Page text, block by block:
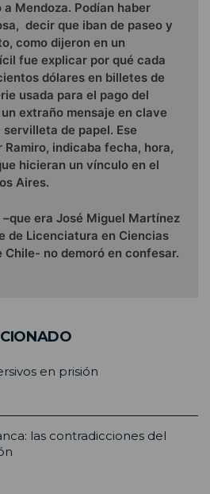
a Mendoza. Podían haber
decir que iban de paseo y
como dijeron en un
fue explicar por qué cada
dólares en billetes de
usada para el pago del
extraño mensaje en clave
de papel. Ese
indicaba fecha, hora,
hicieran un vínculo en el
Aires.
era José Miguel Martínez
de Licenciatura en Ciencias
Chile- no demoró en confesar.
en prisión
las contradicciones del